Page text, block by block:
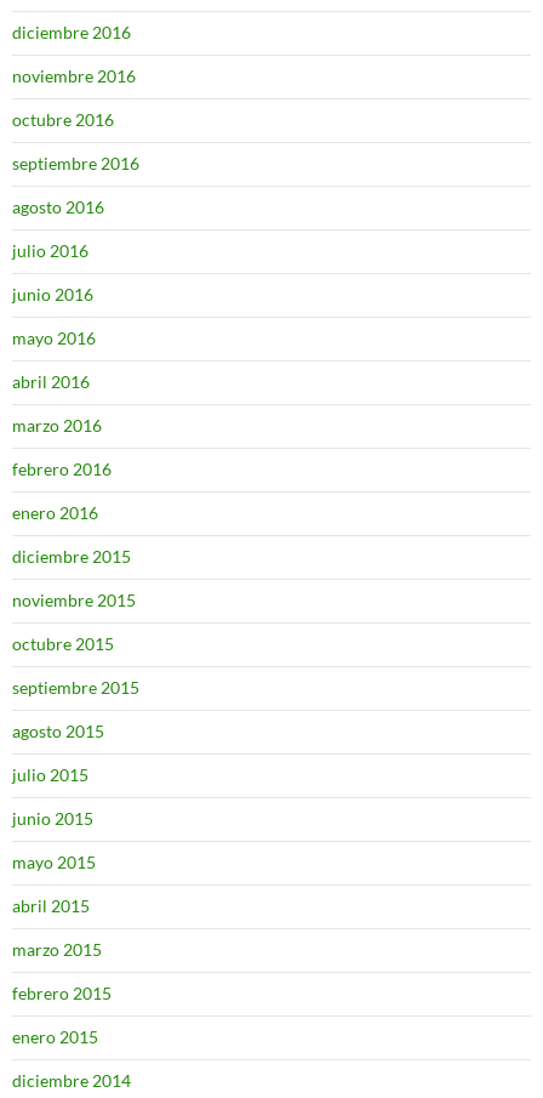
diciembre 2016
noviembre 2016
octubre 2016
septiembre 2016
agosto 2016
julio 2016
junio 2016
mayo 2016
abril 2016
marzo 2016
febrero 2016
enero 2016
diciembre 2015
noviembre 2015
octubre 2015
septiembre 2015
agosto 2015
julio 2015
junio 2015
mayo 2015
abril 2015
marzo 2015
febrero 2015
enero 2015
diciembre 2014